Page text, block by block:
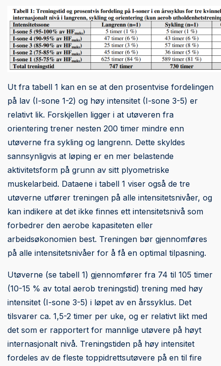
Ut fra tabell 1 kan en se at den prosentvise fordelingen
på lav (I-sone 1-2) og høy intensitet (I-sone 3-5) er
relativt lik. Forskjellen ligger i at utøveren fra
orientering trener nesten 200 timer mindre enn
utøverne fra sykling og langrenn. Dette skyldes
sannsynligvis at løping er en mer belastende
aktivitetsform på grunn av sitt plyometriske
muskelarbeid. Dataene i tabell 1 viser også de tre
utøverne utfører treningen på alle intensitetsnivåer, og
kan indikere at det ikke finnes ett intensitetsnivå som
forbedrer den aerobe kapasiteten eller
arbeidsøkonomien best. Treningen bør gjennomføres
på alle intensitetsnivåer for å få en optimal tilpasning.
Utøverne (se tabell 1) gjennomfører fra 74 til 105 timer
(10-15 % av total aerob treningstid) trening med høy
intensitet (I-sone 3-5) i løpet av en årssyklus. Det
tilsvarer ca. 1,5-2 timer per uke, og er relativt likt med
det som er rapportert for mannlige utøvere på høyt
internasjonalt nivå. Treningstiden på høy intensitet
fordeles av de fleste toppidrettsutøvere på en til fire